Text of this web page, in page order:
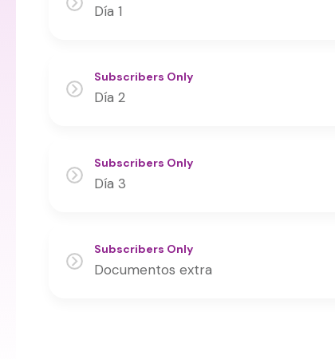
Día 1
Subscribers Only
Día 2
Subscribers Only
Día 3
Subscribers Only
Documentos extra